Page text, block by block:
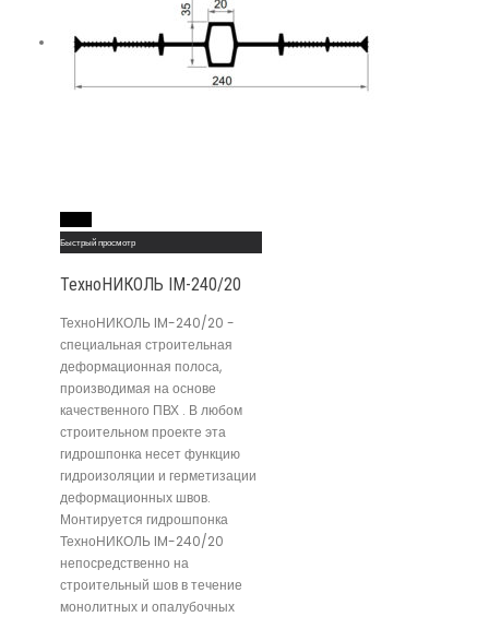
Быстрый просмотр
ТехноНИКОЛЬ IM-240/20
ТехноНИКОЛЬ IM-240/20 -
специальная строительная
деформационная полоса,
производимая на основе
качественного ПВХ . В любом
строительном проекте эта
гидрошпонка несет функцию
гидроизоляции и герметизации
деформационных швов.
Монтируется гидрошпонка
ТехноНИКОЛЬ IM-240/20
непосредственно на
строительный шов в течение
монолитных и опалубочных